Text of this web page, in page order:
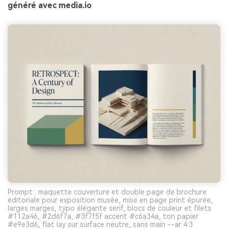
généré avec media.io
Prompt : maquette couverture et double page de brochure
éditoriale pour exposition musée, mise en page print épurée,
larges marges, typo élégante serif, blocs de couleur et filets
#112a46, #2d6f7a, #3f7f5f accent #c6a34a, ton papier
#e9e3d6, flat lay sur surface neutre, sans main --ar 4:3